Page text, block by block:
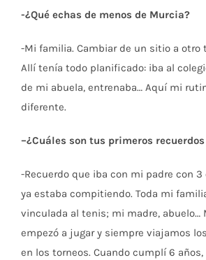
-¿Qué echas de menos de Murcia?
-Mi familia. Cambiar de un sitio a otro
Allí tenía todo planificado: iba al
de mi abuela, entrenaba… Aquí mi
diferente.
–¿Cuáles son tus primeros
-Recuerdo que iba con mi padre con 3
ya estaba compitiendo. Toda mi
vinculada al tenis; mi madre, abuelo…
empezó a jugar y siempre viajamos
en los torneos. Cuando cumplí 6